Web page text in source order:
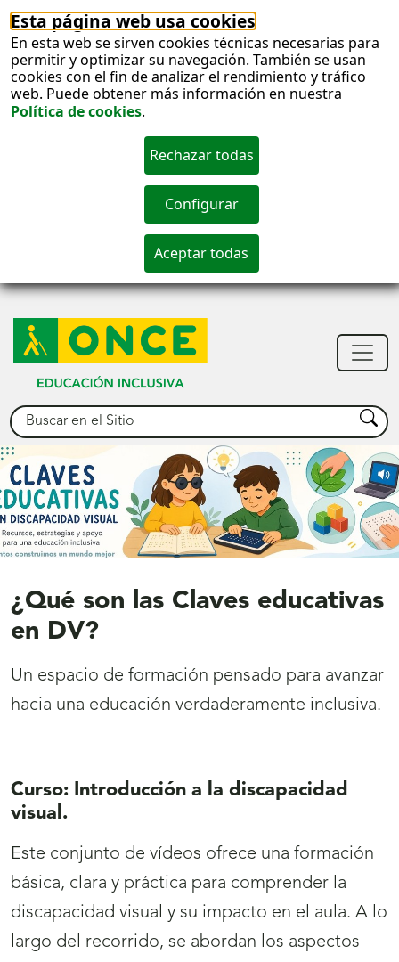
Esta página web usa cookies
En esta web se sirven cookies técnicas necesarias para
permitir y optimizar su navegación. También se usan
cookies con el fin de analizar el rendimiento y tráfico
web. Puede obtener más información en nuestra
Política de cookies.
Buscar Buscar
¿Qué son las Claves educativas
en DV?
Un espacio de formación pensado para avanzar
hacia una educación verdaderamente inclusiva.
Curso: Introducción a la discapacidad
visual.
Este conjunto de vídeos ofrece una formación
básica, clara y práctica para comprender la
discapacidad visual y su impacto en el aula. A lo
largo del recorrido, se abordan los aspectos